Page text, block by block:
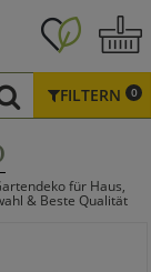
FILTERN 0
für Haus,
& Beste Qualität